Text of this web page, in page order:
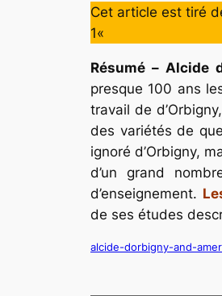
Cet article est tiré
1«
Résumé – Alcide
presque 100 ans
travail de
des variétés de
ignoré d’Orbigny,
d’un grand
d’enseignement.
de ses études
alcide-dorbigny-and-